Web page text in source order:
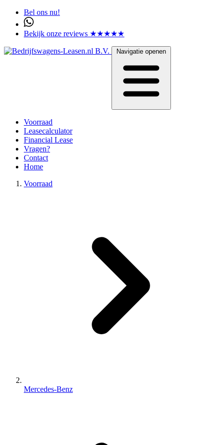
Bel ons nu!
Bekijk onze reviews ★★★★★
Navigatie openen
Voorraad
Leasecalculator
Financial Lease
Vragen?
Contact
Home
Voorraad
Mercedes-Benz